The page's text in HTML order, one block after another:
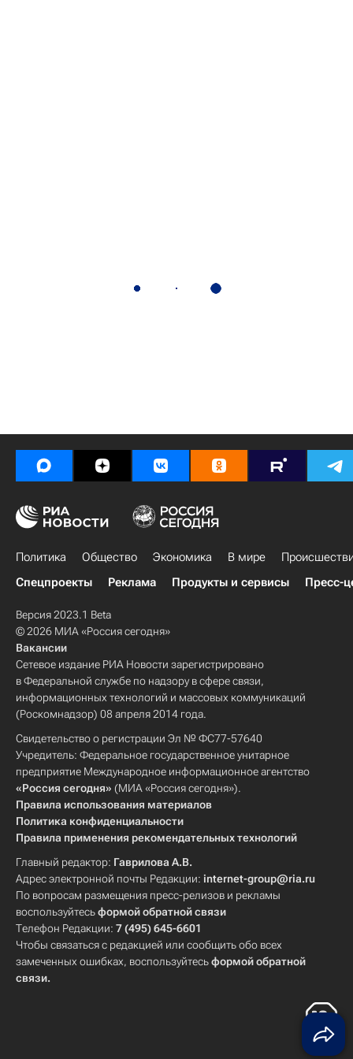
Политика Общество Экономика В мире
Спецпроекты
Реклама Продукты и сервисы Пресс-
Версия 2023.1 Beta
© 2026 МИА «Россия сегодня»
Вакансии
Сетевое издание РИА Новости зарегистрировано
в Федеральной службе по надзору в сфере связи,
информационных технологий и массовых коммуникаций
(Роскомнадзор) 08 апреля 2014 года.
Свидетельство о регистрации Эл № ФС77-57640
Учредитель: Федеральное государственное унитарное
предприятие Международное информационное агентство
«Россия сегодня» (МИА «Россия сегодня»).
Правила использования материалов
Политика конфиденциальности
Правила применения рекомендательных технологий
Главный редактор: Гаврилова А.В.
Адрес электронной почты Редакции: internet-group@ria.ru
По вопросам размещения пресс-релизов и рекламы
воспользуйтесьформой обратной связи
Телефон Редакции: 7 (495) 645-6601
Чтобы связаться с редакцией или сообщить обо всех
замеченных ошибках, воспользуйтесьформой обратной
связи.